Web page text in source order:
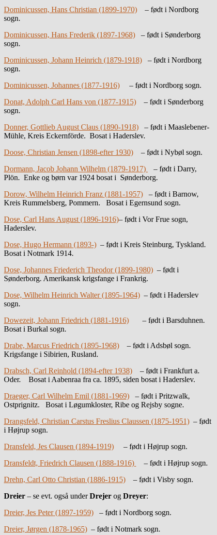
Dominicussen, Hans Christian (1899-1970) – født i Nordborg
sogn.
Dominicussen, Hans Frederik (1897-1968) – født i Sønderborg
sogn.
Dominicussen, Johann Heinrich (1879-1918) – født i Nordborg
sogn.
Dominicussen, Johannes (1877-1916) – født i Nordborg sogn.
Donat, Adolph Carl Hans von (1877-1915) – født i Sønderborg
sogn.
Donner, Gottlieb August Claus (1890-1918) – født i Maaslebener-
Mühle, Kreis Eckernförde. Bosat i Haderslev.
Doose, Christian Jensen (1898-efter 1930) – født i Nybøl sogn.
Dormann, Jacob Johann Wilhelm (1879-1917)
– født i Darry,
Plön. Enke og børn var 1924 bosat i Sønderborg.
Dorow, Wilhelm Heinrich Franz (1881-1957) – født i Barnow,
Kreis Rummelsberg, Pommern. Bosat i Egernsund sogn.
Dose, Carl Hans August (1896-1916)– født i Vor Frue sogn,
Haderslev.
Dose, Hugo Hermann (1893-) – født i Kreis Steinburg, Tyskland.
Bosat i Notmark 1914.
Dose, Johannes Friederich Theodor (1899-1980) – født i
Sønderborg. Amerikansk krigsfange i Frankrig.
Dose, Wilhelm Heinrich Walter (1895-1964) – født i Haderslev
sogn.
Dowezeit, Johann Friedrich (1881-1916) – født i Barsduhnen.
Bosat i Burkal sogn.
Drabe, Marcus Friedrich (1895-1968) – født i Adsbøl sogn.
Krigsfange i Sibirien, Rusland.
Drabsch, Carl Reinhold (1894-efter 1938) – født i Frankfurt a.
Oder. Bosat i Aabenraa fra ca. 1895, siden bosat i Haderslev.
Draeger, Carl Wilhelm Emil (1881-1969) – født i Pritzwalk,
Ostprignitz. Bosat i Løgumkloster, Ribe og Rejsby sogne.
Drangsfeld, Christian Carstus Freslius Claussen (1875-1951) – født
i Højrup sogn.
Dransfeld, Jes Clausen (1894-1919) – født i Højrup sogn.
Dransfeldt, Friedrich Clausen (1888-1916)
– født i Højrup sogn.
Drehn, Carl Otto Christian (1886-1915) – født i Visby sogn.
Dreier – se evt. også underDrejer og Dreyer:
Dreier, Jes Peter (1897-1959) – født i Nordborg sogn.
Dreier, Jørgen (1878-1965) – født i Notmark sogn.